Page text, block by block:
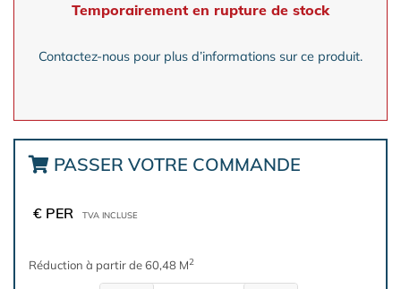
Temporairement en rupture de stock
Contactez-nous pour plus d’informations sur ce produit.
PASSER VOTRE COMMANDE
€ PER TVA INCLUSE
Réduction à partir de 60,48 M2